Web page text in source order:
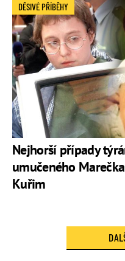
Nejhorší případy
umučeného
Kuřim
DĚSIVÉ PŘÍBĚHY